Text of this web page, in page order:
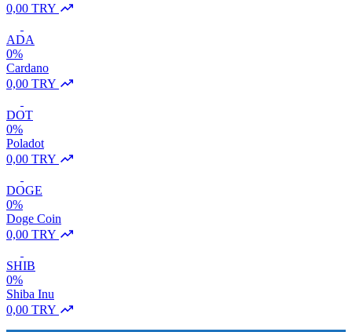
0,00 TRY
ADA
0%
Cardano
0,00 TRY
DOT
0%
Poladot
0,00 TRY
DOGE
0%
Doge Coin
0,00 TRY
SHIB
0%
Shiba Inu
0,00 TRY